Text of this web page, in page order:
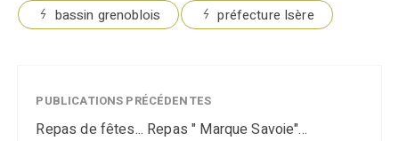
bassin grenoblois préfecture Isère
PUBLICATIONS PRÉCÉDENTES
Repas de fêtes... Repas " Marque Savoie"...